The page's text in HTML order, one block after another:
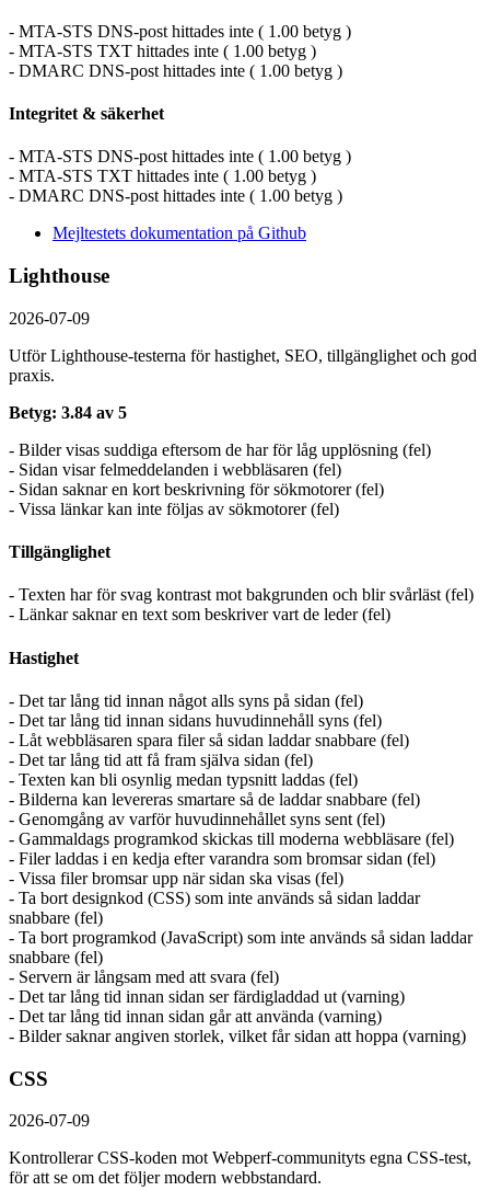
- MTA-STS DNS-post hittades inte ( 1.00 betyg )
- MTA-STS TXT hittades inte ( 1.00 betyg )
- DMARC DNS-post hittades inte ( 1.00 betyg )
Integritet & säkerhet
- MTA-STS DNS-post hittades inte ( 1.00 betyg )
- MTA-STS TXT hittades inte ( 1.00 betyg )
- DMARC DNS-post hittades inte ( 1.00 betyg )
Mejltestets dokumentation på Github
Lighthouse
2026-07-09
Utför Lighthouse-testerna för hastighet, SEO, tillgänglighet och god
praxis.
Betyg: 3.84 av 5
- Bilder visas suddiga eftersom de har för låg upplösning (fel)
- Sidan visar felmeddelanden i webbläsaren (fel)
- Sidan saknar en kort beskrivning för sökmotorer (fel)
- Vissa länkar kan inte följas av sökmotorer (fel)
Tillgänglighet
- Texten har för svag kontrast mot bakgrunden och blir svårläst (fel)
- Länkar saknar en text som beskriver vart de leder (fel)
Hastighet
- Det tar lång tid innan något alls syns på sidan (fel)
- Det tar lång tid innan sidans huvudinnehåll syns (fel)
- Låt webbläsaren spara filer så sidan laddar snabbare (fel)
- Det tar lång tid att få fram själva sidan (fel)
- Texten kan bli osynlig medan typsnitt laddas (fel)
- Bilderna kan levereras smartare så de laddar snabbare (fel)
- Genomgång av varför huvudinnehållet syns sent (fel)
- Gammaldags programkod skickas till moderna webbläsare (fel)
- Filer laddas i en kedja efter varandra som bromsar sidan (fel)
- Vissa filer bromsar upp när sidan ska visas (fel)
- Ta bort designkod (CSS) som inte används så sidan laddar
snabbare (fel)
- Ta bort programkod (JavaScript) som inte används så sidan laddar
snabbare (fel)
- Servern är långsam med att svara (fel)
- Det tar lång tid innan sidan ser färdigladdad ut (varning)
- Det tar lång tid innan sidan går att använda (varning)
- Bilder saknar angiven storlek, vilket får sidan att hoppa (varning)
CSS
2026-07-09
Kontrollerar CSS-koden mot Webperf-communityts egna CSS-test,
för att se om det följer modern webbstandard.